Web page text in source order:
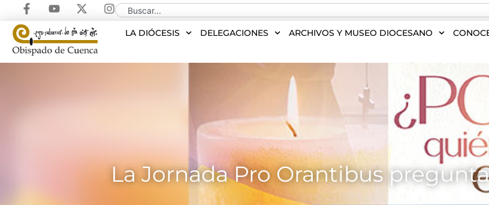
LA DIÓCESIS DELEGACIONES ARCHIVOS Y MUSEO DIOCESANO
La Jornada Pro Orantibus